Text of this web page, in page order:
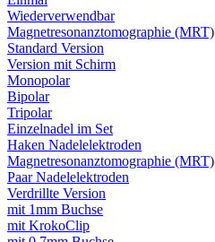
Wiederverwendbar
Magnetresonanztomographie (MRT)
Standard Version
Version mit Schirm
Monopolar
Bipolar
Tripolar
Einzelnadel im Set
Haken Nadelelektroden
Magnetresonanztomographie (MRT)
Paar Nadelelektroden
Verdrillte Version
mit 1mm Buchse
mit KrokoClip